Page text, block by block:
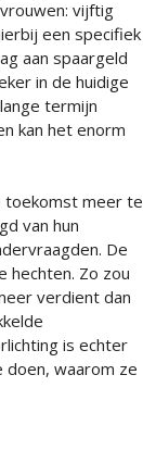
vijftig
een specifiek
aan spaargeld
in de huidige
termijn
kan het enorm
toekomst meer te
van hun
De
hechten. Zo zou
verdient dan
is echter
waarom ze